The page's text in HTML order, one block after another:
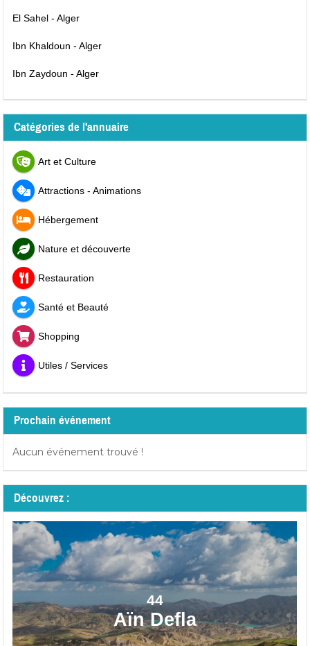
El Sahel - Alger
Ibn Khaldoun - Alger
Ibn Zaydoun - Alger
Catégories de l'annuaire
Art et Culture
Attractions - Animations
Hébergement
Nature et découverte
Restauration
Santé et Beauté
Shopping
Utiles / Services
Prochain événement
Aucun événement trouvé !
Découvrez :
44
Aïn Defla